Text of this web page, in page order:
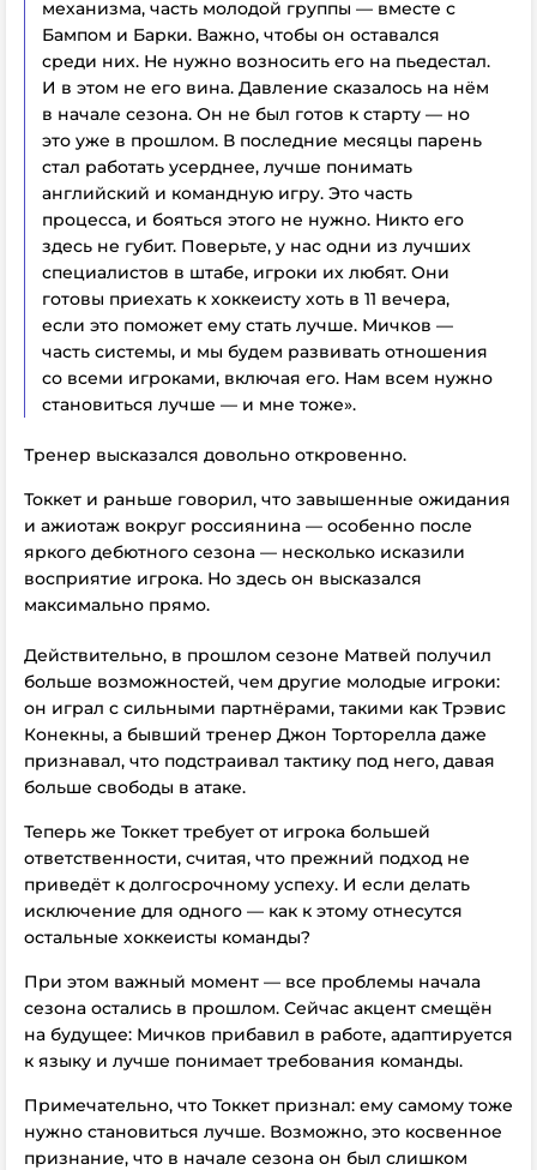
механизма, часть молодой группы — вместе с
Бампом и Барки. Важно, чтобы он оставался
среди них. Не нужно возносить его на пьедестал.
И в этом не его вина. Давление сказалось на нём
в начале сезона. Он не был готов к старту — но
это уже в прошлом. В последние месяцы парень
стал работать усерднее, лучше понимать
английский и командную игру. Это часть
процесса, и бояться этого не нужно. Никто его
здесь не губит. Поверьте, у нас одни из лучших
специалистов в штабе, игроки их любят. Они
готовы приехать к хоккеисту хоть в 11 вечера,
если это поможет ему стать лучше. Мичков —
часть системы, и мы будем развивать отношения
со всеми игроками, включая его. Нам всем нужно
становиться лучше — и мне тоже».
Тренер высказался довольно откровенно.
Токкет и раньше говорил, что завышенные ожидания
и ажиотаж вокруг россиянина — особенно после
яркого дебютного сезона — несколько исказили
восприятие игрока. Но здесь он высказался
максимально прямо.
Действительно, в прошлом сезоне Матвей получил
больше возможностей, чем другие молодые игроки:
он играл с сильными партнёрами, такими как Трэвис
Конекны, а бывший тренер Джон Торторелла даже
признавал, что подстраивал тактику под него, давая
больше свободы в атаке.
Теперь же Токкет требует от игрока большей
ответственности, считая, что прежний подход не
приведёт к долгосрочному успеху. И если делать
исключение для одного — как к этому отнесутся
остальные хоккеисты команды?
При этом важный момент — все проблемы начала
сезона остались в прошлом. Сейчас акцент смещён
на будущее: Мичков прибавил в работе, адаптируется
к языку и лучше понимает требования команды.
Примечательно, что Токкет признал: ему самому тоже
нужно становиться лучше. Возможно, это косвенное
признание, что в начале сезона он был слишком